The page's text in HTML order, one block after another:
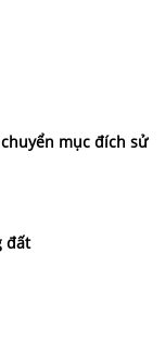
mục đích sử
đất